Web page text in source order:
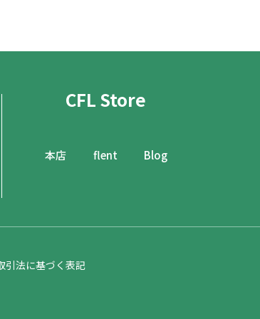
CFL Store
本店 flent Blog
引法に基づく表記